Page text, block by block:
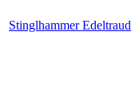
Stinglhammer Edeltraud